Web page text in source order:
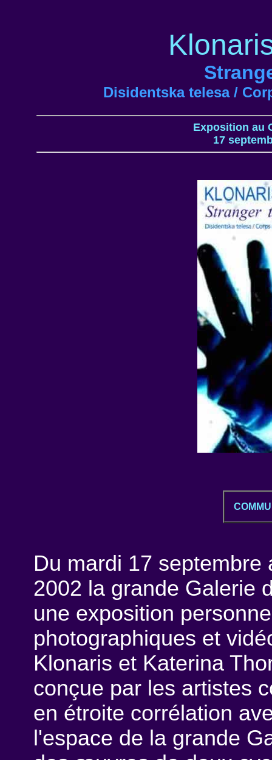
Disidentska telesa /
Exposition au
17
Du mardi 17
2002 la grande Galerie
une exposition
photographiques et
Klonaris et Katerina
conçue par les artistes
en étroite corrélation
l'espace de la grande